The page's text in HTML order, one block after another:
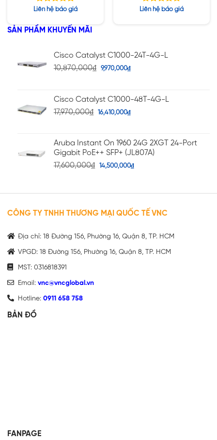
Được xếp
5 sao
Liên hệ báo giá
Được xếp
Liên hệ báo giá
SẢN PHẨM KHUYẾN MÃI
Cisco Catalyst C1000-24T-4G-L
10,870,000₫ 9,970,000₫
Cisco Catalyst C1000-48T-4G-L
17,970,000₫ 16,410,000₫
Aruba Instant On 1960 24G 2XGT 24-Port
Gigabit PoE++ SFP+ (JL807A)
17,600,000₫ 14,500,000₫
CÔNG TY TNHH THƯƠNG MẠI QUỐC TẾ VNC
Địa chỉ: 18 Đường 156, Phường 16, Quận 8, TP. HCM
VPGD: 18 Đường 156, Phường 16, Quận 8, TP. HCM
MST: 0316818391
Email: vnc@vncglobal.vn
Hotline: 0911 658 758
BẢN ĐỒ
FANPAGE